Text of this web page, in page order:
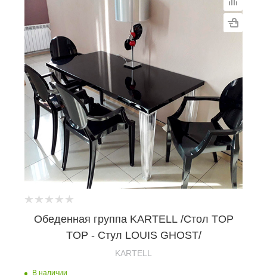
Обеденная группа KARTELL /Стол TOP
TOP - Стул LOUIS GHOST/
KARTELL
В наличии